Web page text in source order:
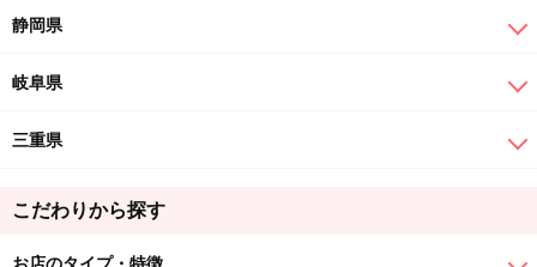
静岡県
岐阜県
三重県
こだわりから探す